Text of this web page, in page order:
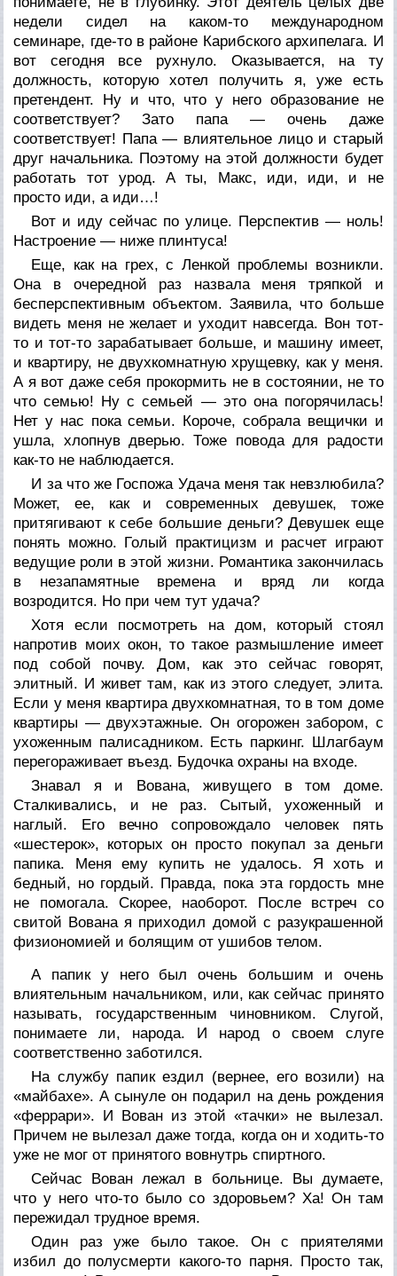
недели сидел на каком-то международном
семинаре, где-то в районе Карибского архипелага. И
вот сегодня все рухнуло. Оказывается, на ту
должность, которую хотел получить я, уже есть
претендент. Ну и что, что у него образование не
соответствует? Зато папа — очень даже
соответствует! Папа — влиятельное лицо и старый
друг начальника. Поэтому на этой должности будет
работать тот урод. А ты, Макс, иди, иди, и не
просто иди, а иди…!
Вот и иду сейчас по улице. Перспектив — ноль!
Настроение — ниже плинтуса!
Еще, как на грех, с Ленкой проблемы возникли.
Она в очередной раз назвала меня тряпкой и
бесперспективным объектом. Заявила, что больше
видеть меня не желает и уходит навсегда. Вон тот-
то и тот-то зарабатывает больше, и машину имеет,
и квартиру, не двухкомнатную хрущевку, как у меня.
А я вот даже себя прокормить не в состоянии, не то
что семью! Ну с семьей — это она погорячилась!
Нет у нас пока семьи. Короче, собрала вещички и
ушла, хлопнув дверью. Тоже повода для радости
как-то не наблюдается.
И за что же Госпожа Удача меня так невзлюбила?
Может, ее, как и современных девушек, тоже
притягивают к себе большие деньги? Девушек еще
понять можно. Голый практицизм и расчет играют
ведущие роли в этой жизни. Романтика закончилась
в незапамятные времена и вряд ли когда
возродится. Но при чем тут удача?
Хотя если посмотреть на дом, который стоял
напротив моих окон, то такое размышление имеет
под собой почву. Дом, как это сейчас говорят,
элитный. И живет там, как из этого следует, элита.
Если у меня квартира двухкомнатная, то в том доме
квартиры — двухэтажные. Он огорожен забором, с
ухоженным палисадником. Есть паркинг. Шлагбаум
перегораживает въезд. Будочка охраны на входе.
Знавал я и Вована, живущего в том доме.
Сталкивались, и не раз. Сытый, ухоженный и
наглый. Его вечно сопровождало человек пять
«шестерок», которых он просто покупал за деньги
папика. Меня ему купить не удалось. Я хоть и
бедный, но гордый. Правда, пока эта гордость мне
не помогала. Скорее, наоборот. После встреч со
свитой Вована я приходил домой с разукрашенной
физиономией и болящим от ушибов телом.
А папик у него был очень большим и очень
влиятельным начальником, или, как сейчас принято
называть, государственным чиновником. Слугой,
понимаете ли, народа. И народ о своем слуге
соответственно заботился.
На службу папик ездил (вернее, его возили) на
«майбахе». А сынуле он подарил на день рождения
«феррари». И Вован из этой «тачки» не вылезал.
Причем не вылезал даже тогда, когда он и ходить-то
уже не мог от принятого вовнутрь спиртного.
Сейчас Вован лежал в больнице. Вы думаете,
что у него что-то было со здоровьем? Ха! Он там
пережидал трудное время.
Один раз уже было такое. Он с приятелями
избил до полусмерти какого-то парня. Просто так,